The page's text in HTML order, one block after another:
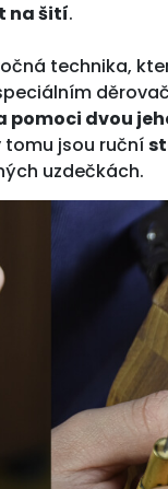
na šití.
technika,
pomoci dvou
tomu jsou ruční
uzdečkách.